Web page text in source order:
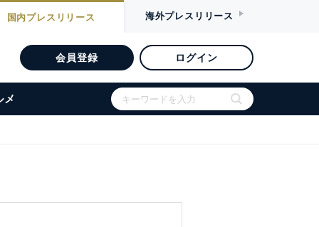
国内プレスリリース 海外プレスリリース
会員登録 ログイン
メ